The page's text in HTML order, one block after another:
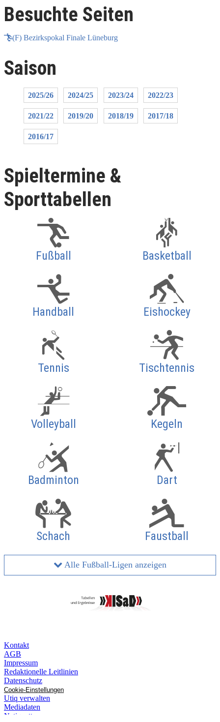
Besuchte Seiten
(F) Bezirkspokal Finale Lüneburg
Saison
2025/26 2024/25 2023/24 2022/23
2021/22 2019/20 2018/19 2017/18
2016/17
Spieltermine &
Sporttabellen
Fußball Basketball
Handball Eishockey
Tennis Tischtennis
Volleyball Kegeln
Badminton Dart
Schach Faustball
Alle Fußball-Ligen anzeigen
Kontakt
AGB
Impressum
Redaktionelle Leitlinien
Datenschutz
Cookie-Einstellungen
Utiq verwalten
Mediadaten
Netiquette